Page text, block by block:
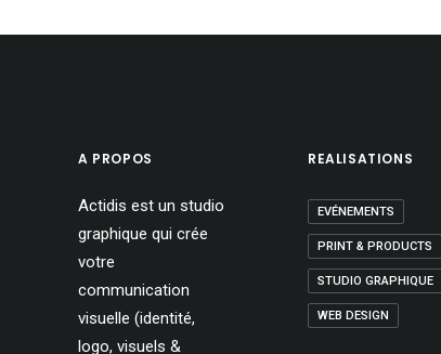
A PROPOS
Actidis est un studio
graphique qui crée
votre
communication
visuelle (identité,
logo, visuels &
REALISATIONS
EVÉNEMENTS
PRINT & PRODUCTS
STUDIO GRAPHIQUE
WEB DESIGN